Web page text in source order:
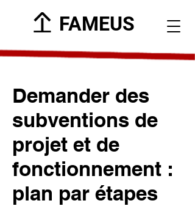
FAMEUS
Demander des
subventions de
projet et de
fonctionnement :
plan par étapes